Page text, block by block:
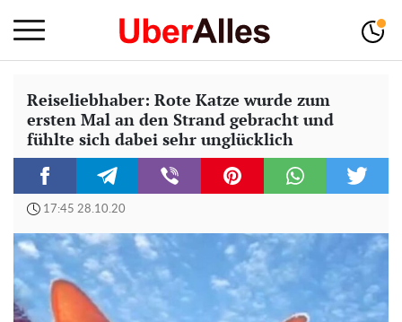
Reiseliebhaber: Rote Katze wurde zum
ersten Mal an den Strand gebracht und
fühlte sich dabei sehr unglücklich
17:45 28.10.20